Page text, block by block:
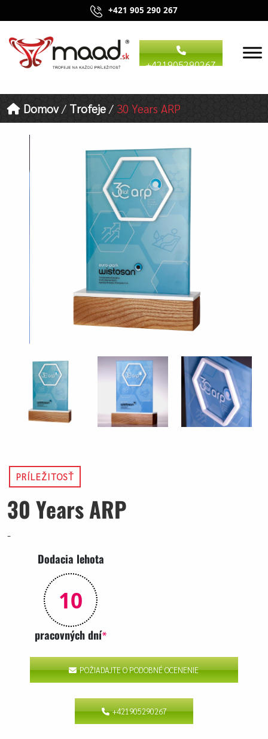
+421 905 290 267
+421905290267
Domov/ Trofeje / 30 Years ARP
PRÍLEŽITOSŤ
30 Years ARP
-
Dodacia lehota
10
pracovných dní*
POŽIADAJTE O PODOBNÉ OCENENIE
+421905290267